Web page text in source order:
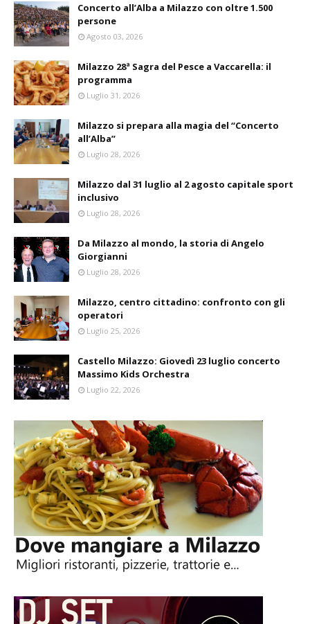
Concerto all’Alba a Milazzo con oltre 1.500
persone
Agosto 03, 2026
Milazzo 28ª Sagra del Pesce a Vaccarella: il
programma
Luglio 31, 2026
Milazzo si prepara alla magia del “Concerto
all’Alba”
Luglio 28, 2026
Milazzo dal 31 luglio al 2 agosto capitale sport
inclusivo
Luglio 28, 2026
Da Milazzo al mondo, la storia di Angelo
Giorgianni
Luglio 28, 2026
Milazzo, centro cittadino: confronto con gli
operatori
Luglio 25, 2026
Castello Milazzo: Giovedì 23 luglio concerto
Massimo Kids Orchestra
Luglio 22, 2026